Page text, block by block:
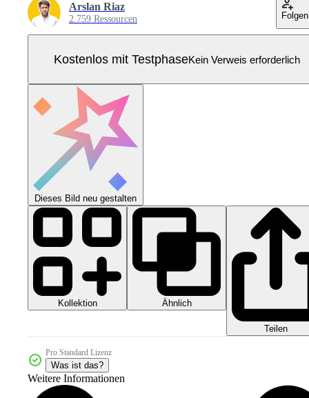
Arslan Riaz
2.759 Ressourcen Folgen
Kostenlos mit TestphaseKein Verweis erforderlich
Dieses Bild neu gestalten
Kollektion Ähnlich
Teilen
Pro Standard Lizenz
Was ist das?
Weitere Informationen